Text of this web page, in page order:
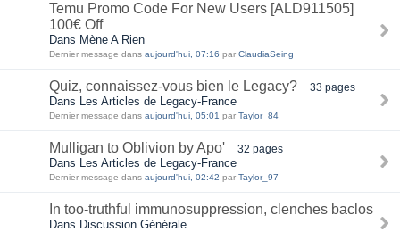
Temu Promo Code For New Users [ALD911505]
100€ Off
Dans Mène A Rien
Dernier message dans aujourd'hui, 07:16 par ClaudiaSeing
Quiz, connaissez-vous bien le Legacy? 33 pages
Dans Les Articles de Legacy-France
Dernier message dans aujourd'hui, 05:01 par Taylor_84
Mulligan to Oblivion by Apo' 32 pages
Dans Les Articles de Legacy-France
Dernier message dans aujourd'hui, 02:42 par Taylor_97
In too-truthful immunosuppression, clenches baclos
Dans Discussion Générale